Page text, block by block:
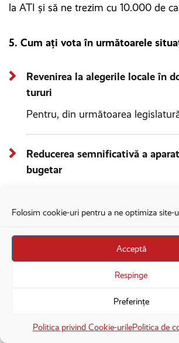
Folosim cookie-uri pentru a ne optimiza site-
Acceptă
Respinge
Preferințe
Politica privind Cookie-urilePolitica de
la ATI şi să ne trezim cu 10.000 de
5. Cum ați vota în următoarele
Revenirea la alegerile locale în
tururi
Pentru, din următoarea
Reducerea semnificativă a
bugetar
în ce priveşte autorităţile centrale
pragmatică pe tema asta.
Anularea imunității parlamentare
Pierderea mandatului
Deschide în aplicație